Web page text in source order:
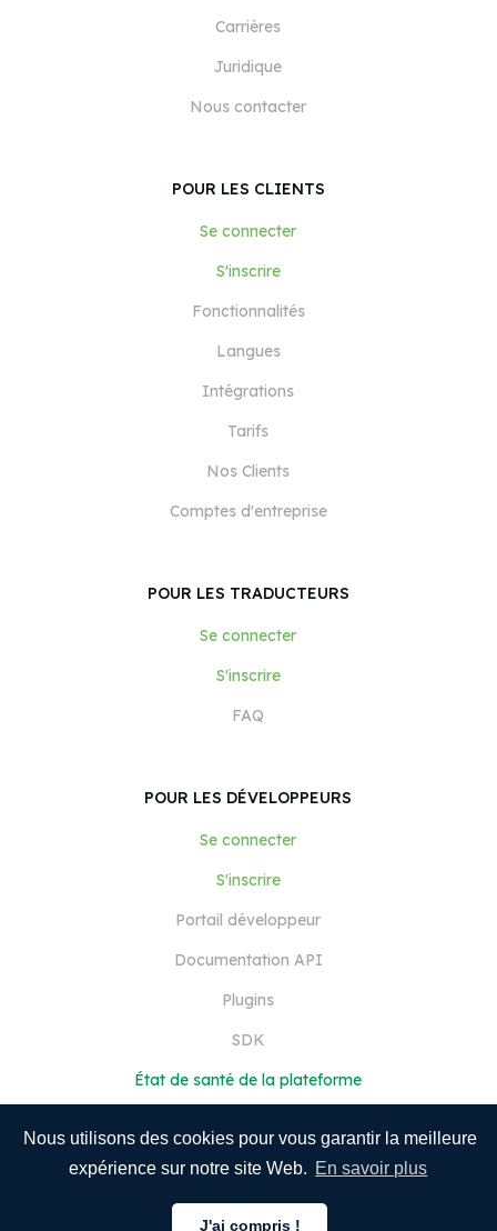
Nous utilisons des cookies pour vous garantir la meilleure
expérience sur notre site Web. En savoir plus
J'ai compris !
Carrières
Juridique
Nous contacter
POUR LES CLIENTS
Se connecter
S'inscrire
Fonctionnalités
Langues
Intégrations
Tarifs
Nos Clients
Comptes d'entreprise
POUR LES TRADUCTEURS
Se connecter
S'inscrire
FAQ
POUR LES DÉVELOPPEURS
Se connecter
S'inscrire
Portail développeur
Documentation API
Plugins
SDK
État de santé de la plateforme